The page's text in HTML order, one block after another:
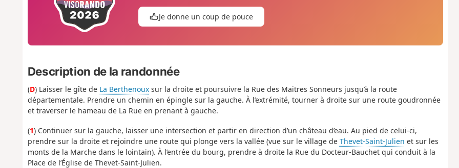
Je donne un coup de pouce
Description de la randonnée
(D) Laisser le gîte de La Berthenouxsur la droite et poursuivre la Rue des Maitres Sonneurs jusqu’à la route
départementale. Prendre un chemin en épingle sur la gauche. À l’extrémité, tourner à droite sur une route goudronnée
et traverser le hameau de La Rue en prenant à gauche.
(1) Continuer sur la gauche, laisser une intersection et partir en direction d’un château d’eau. Au pied de celui-ci,
prendre sur la droite et rejoindre une route qui plonge vers la vallée (vue sur le village de Thevet-Saint-Julien et sur les
monts de la Marche dans le lointain). À l’entrée du bourg, prendre à droite la Rue du Docteur-Bauchet qui conduit à la
Place de l’Église de Thevet-Saint-Julien.